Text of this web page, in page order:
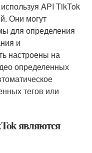
API TikTok
Они могут
для определения
и
настроены на
определенных
тегов или
являются